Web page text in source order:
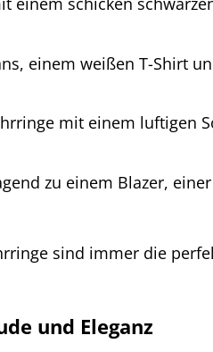
einem weißen T-Shirt
mit einem luftigen
zu einem Blazer,
sind immer die
und Eleganz